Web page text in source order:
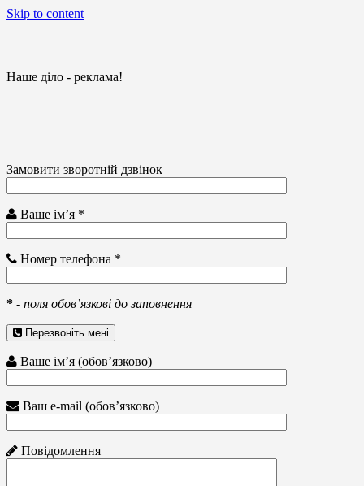
Skip to content
Наше діло - реклама!
Замовити зворотній дзвінок
Ваше ім’я *
Номер телефона *
* - поля обов’язкові до заповнення
Перезвоніть мені
Ваше ім’я (обов’язково)
Ваш e-mail (обов’язково)
Повідомлення